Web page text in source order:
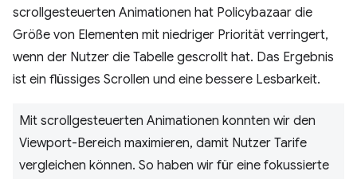
scrollgesteuerten Animationen hat Policybazaar die
Größe von Elementen mit niedriger Priorität verringert,
wenn der Nutzer die Tabelle gescrollt hat. Das Ergebnis
ist ein flüssiges Scrollen und eine bessere Lesbarkeit.
Mit scrollgesteuerten Animationen konnten wir den
Viewport-Bereich maximieren, damit Nutzer Tarife
vergleichen können. So haben wir für eine fokussierte